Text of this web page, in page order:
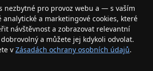
s Apple produkty, příslušenstvím a
bezpečně a s jistotou.
nezbytné pro provoz webu a — s vaším
a marketingové cookies, které
návštěvnost a zobrazovat relevantní
a můžete jej kdykoli odvolat.
v Zásadách ochrany osobních údajů.